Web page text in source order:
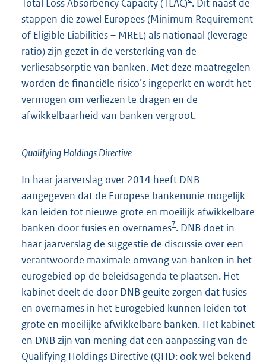
Total Loss Absorbency Capacity (TLAC) . Dit naast de
stappen die zowel Europees (Minimum Requirement
of Eligible Liabilities – MREL) als nationaal (leverage
ratio) zijn gezet in de versterking van de
verliesabsorptie van banken. Met deze maatregelen
worden de financiële risico’s ingeperkt en wordt het
vermogen om verliezen te dragen en de
afwikkelbaarheid van banken vergroot.
Qualifying Holdings Directive
In haar jaarverslag over 2014 heeft DNB
aangegeven dat de Europese bankenunie mogelijk
kan leiden tot nieuwe grote en moeilijk afwikkelbare
banken door fusies en overnames7. DNB doet in
haar jaarverslag de suggestie de discussie over een
verantwoorde maximale omvang van banken in het
eurogebied op de beleidsagenda te plaatsen. Het
kabinet deelt de door DNB geuite zorgen dat fusies
en overnames in het Eurogebied kunnen leiden tot
grote en moeilijke afwikkelbare banken. Het kabinet
en DNB zijn van mening dat een aanpassing van de
Qualifying Holdings Directive (QHD: ook wel bekend